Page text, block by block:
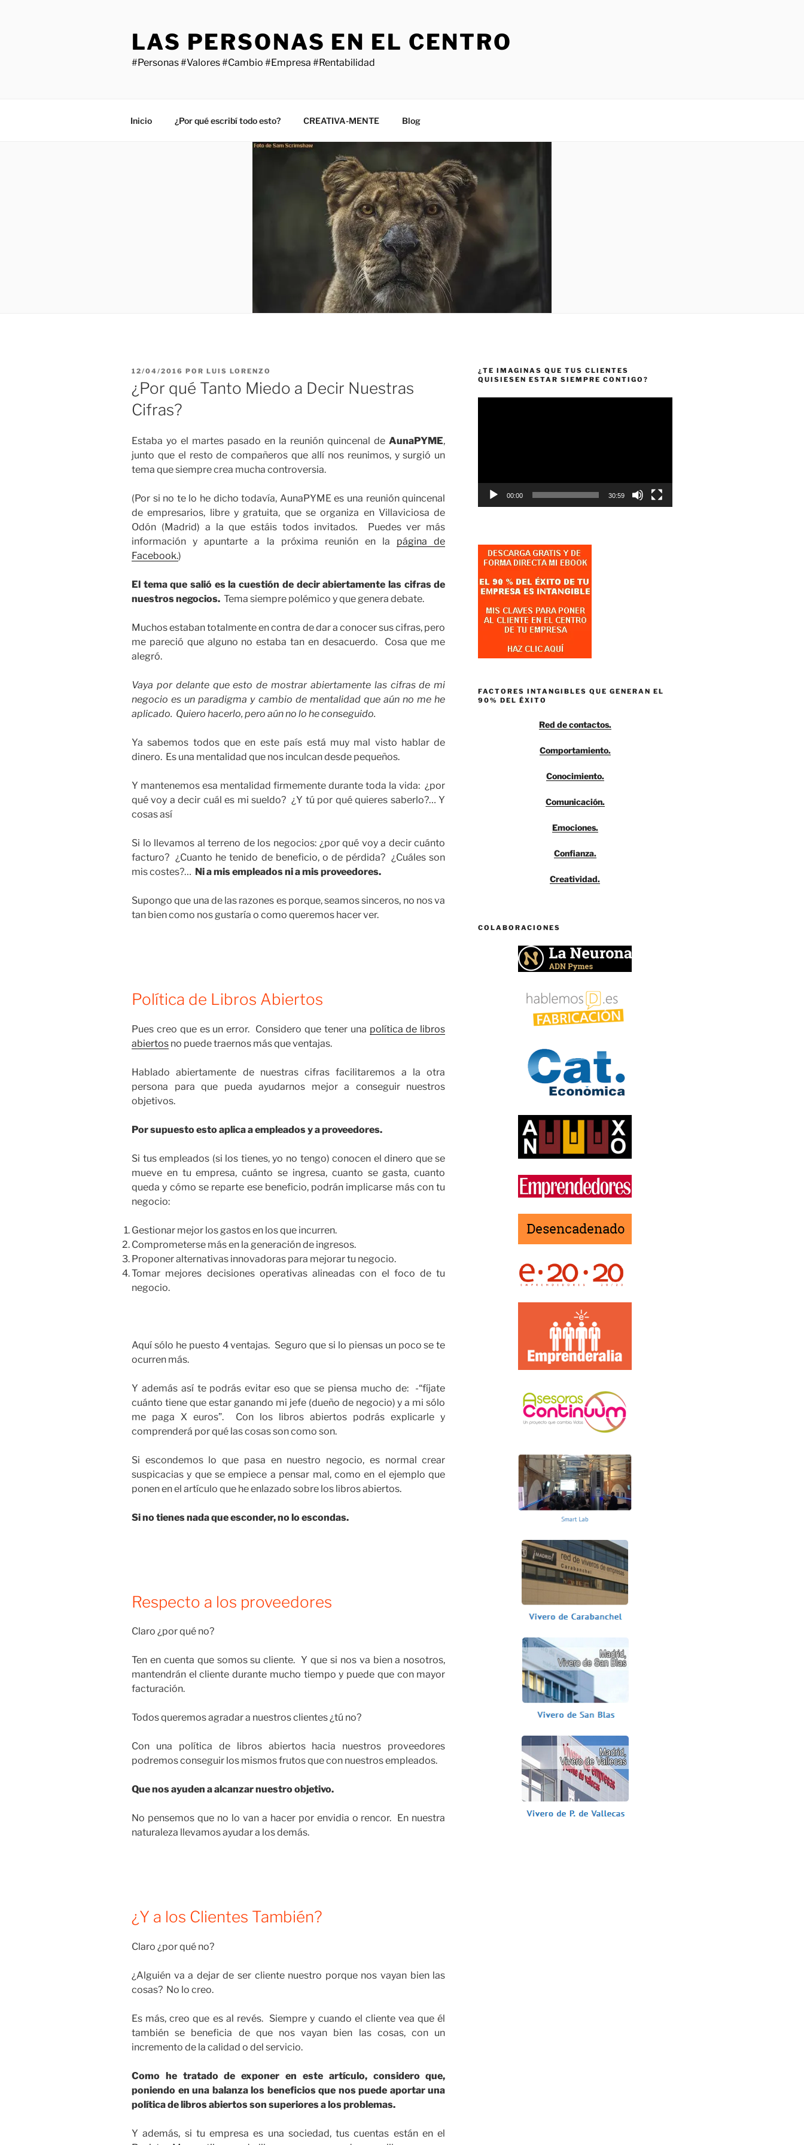
LAS PERSONAS EN EL CENTRO
#Personas #Valores #Cambio #Empresa #Rentabilidad
Inicio ¿Por qué escribí todo esto? CREATIVA-MENTE Blog
PUBLICADO
EL
12/04/2016 POR LUIS LORENZO
¿Por qué Tanto Miedo a Decir Nuestras
Cifras?
Estaba yo el martes pasado en la reunión quincenal deAunaPYME,
junto que el resto de compañeros que allí nos reunimos, y surgió un
tema que siempre crea mucha controversia.
(Por si no te lo he dicho todavía, AunaPYME es una reunión quincenal
de empresarios, libre y gratuita, que se organiza en Villaviciosa de
Odón (Madrid) a la que estáis todos invitados. Puedes ver más
información y apuntarte a la próxima reunión en la página de
Facebook.)
El tema que salió es la cuestión de decir abiertamente las cifras de
nuestros negocios. Tema siempre polémico y que genera debate.
Muchos estaban totalmente en contra de dar a conocer sus cifras, pero
me pareció que alguno no estaba tan en desacuerdo. Cosa que me
alegró.
Vaya por delante que esto de mostrar abiertamente las cifras de mi
negocio es un paradigma y cambio de mentalidad que aún no me he
aplicado. Quiero hacerlo, pero aún no lo he conseguido.
Ya sabemos todos que en este país está muy mal visto hablar de
dinero. Es una mentalidad que nos inculcan desde pequeños.
Y mantenemos esa mentalidad firmemente durante toda la vida: ¿por
qué voy a decir cuál es mi sueldo? ¿Y tú por qué quieres saberlo?… Y
cosas así
Si lo llevamos al terreno de los negocios: ¿por qué voy a decir cuánto
facturo? ¿Cuanto he tenido de beneficio, o de pérdida? ¿Cuáles son
mis costes?… Ni a mis empleados ni a mis proveedores.
Supongo que una de las razones es porque, seamos sinceros, no nos va
tan bien como nos gustaría o como queremos hacer ver.
Política de Libros Abiertos
Pues creo que es un error. Considero que tener una política de libros
abiertos no puede traernos más que ventajas.
Hablado abiertamente de nuestras cifras facilitaremos a la otra
persona para que pueda ayudarnos mejor a conseguir nuestros
objetivos.
Por supuesto esto aplica a empleados y a proveedores.
Si tus empleados (si los tienes, yo no tengo) conocen el dinero que se
mueve en tu empresa, cuánto se ingresa, cuanto se gasta, cuanto
queda y cómo se reparte ese beneficio, podrán implicarse más con tu
negocio:
Gestionar mejor los gastos en los que incurren.
Comprometerse más en la generación de ingresos.
Proponer alternativas innovadoras para mejorar tu negocio.
Tomar mejores decisiones operativas alineadas con el foco de tu
negocio.
Aquí sólo he puesto 4 ventajas. Seguro que si lo piensas un poco se te
ocurren más.
Y además así te podrás evitar eso que se piensa mucho de: -“fíjate
cuánto tiene que estar ganando mi jefe (dueño de negocio) y a mi sólo
me paga X euros”. Con los libros abiertos podrás explicarle y
comprenderá por qué las cosas son como son.
Si escondemos lo que pasa en nuestro negocio, es normal crear
suspicacias y que se empiece a pensar mal, como en el ejemplo que
ponen en el artículo que he enlazado sobre los libros abiertos.
Si no tienes nada que esconder, no lo escondas.
Respecto a los proveedores
Claro ¿por qué no?
Ten en cuenta que somos su cliente. Y que si nos va bien a nosotros,
mantendrán el cliente durante mucho tiempo y puede que con mayor
facturación.
Todos queremos agradar a nuestros clientes ¿tú no?
Con una política de libros abiertos hacia nuestros proveedores
podremos conseguir los mismos frutos que con nuestros empleados.
Que nos ayuden a alcanzar nuestro objetivo.
No pensemos que no lo van a hacer por envidia o rencor. En nuestra
naturaleza llevamos ayudar a los demás.
¿Y a los Clientes También?
Claro ¿por qué no?
¿Alguién va a dejar de ser cliente nuestro porque nos vayan bien las
cosas? No lo creo.
Es más, creo que es al revés. Siempre y cuando el cliente vea que él
también se beneficia de que nos vayan bien las cosas, con un
incremento de la calidad o del servicio.
Como he tratado de exponer en este artículo, considero que,
poniendo en una balanza los beneficios que nos puede aportar una
política de libros abiertos son superiores a los problemas.
Y además, si tu empresa es una sociedad, tus cuentas están en el
¿TE IMAGINAS QUE TUS CLIENTES
QUISIESEN ESTAR SIEMPRE CONTIGO?
00:00 30:59
FACTORES INTANGIBLES QUE GENERAN EL
90% DEL ÉXITO
Red de contactos.
Comportamiento.
Conocimiento.
Comunicación.
Emociones.
Confianza.
Creatividad.
COLABORACIONES